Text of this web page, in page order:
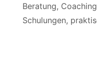
Beratung,
Schulungen,